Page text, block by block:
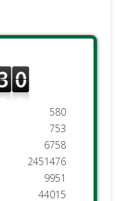
580
753
6758
2451476
9951
44015